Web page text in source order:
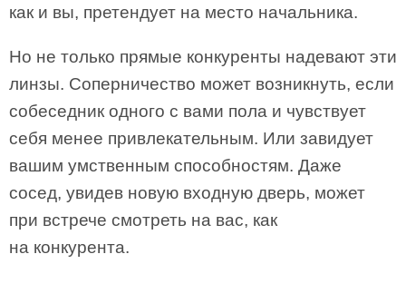
как и вы, претендует на место начальника.
Но не только прямые конкуренты надевают эти
линзы. Соперничество может возникнуть, если
собеседник одного с вами пола и чувствует
себя менее привлекательным. Или завидует
вашим умственным способностям. Даже
сосед, увидев новую входную дверь, может
при встрече смотреть на вас, как
на конкурента.